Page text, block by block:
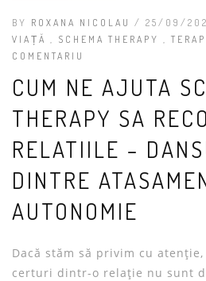
BY ROXANA NICOLAU / 25/09/
VIAȚĂ , SCHEMA THERAPY ,
COMENTARIU
CUM NE AJUTA
THERAPY SA
RELATIILE –
DINTRE
AUTONOMIE
Dacă stăm să privim cu
certuri dintr-o relație nu sunt